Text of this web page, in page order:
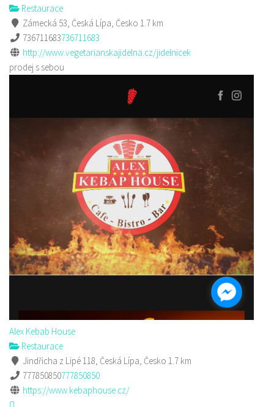
Restaurace
Zámecká 53, Česká Lípa, Česko 1.7 km
736711683736711683
http://www.vegetarianskajidelna.cz/jidelnicek
prodej s sebou
Alex Kebab House
Restaurace
Jindřicha z Lipé 118, Česká Lípa, Česko 1.7 km
777850850777850850
https://www.kebaphouse.cz/